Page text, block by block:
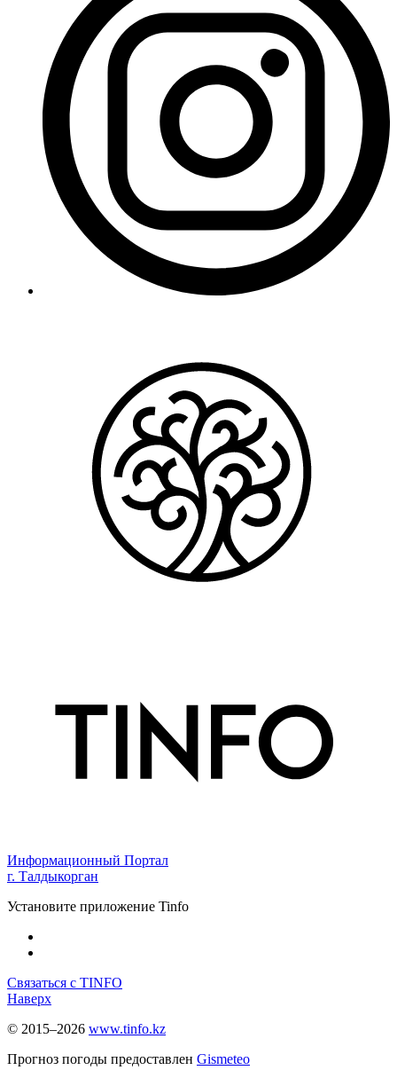
Информационный Портал
г. Талдыкорган
Установите приложение Tinfo
Связаться с TINFO
Наверх
© 2015–2026 www.tinfo.kz
Прогноз погоды предоставлен Gismeteo